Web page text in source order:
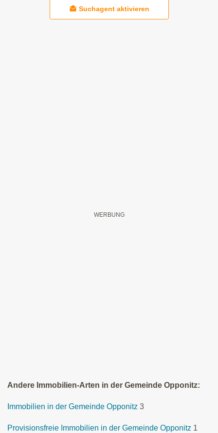
Suchagent aktivieren
Andere Immobilien-Arten in der Gemeinde Opponitz:
Immobilien in der Gemeinde Opponitz 3
Provisionsfreie Immobilien in der Gemeinde Opponitz 1